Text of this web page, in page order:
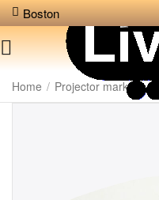
Boston
Home / Projector markets /